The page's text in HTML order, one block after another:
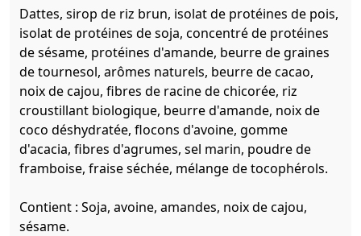
Dattes, sirop de riz brun, isolat de protéines de pois,
isolat de protéines de soja, concentré de protéines
de sésame, protéines d'amande, beurre de graines
de tournesol, arômes naturels, beurre de cacao,
noix de cajou, fibres de racine de chicorée, riz
croustillant biologique, beurre d'amande, noix de
coco déshydratée, flocons d'avoine, gomme
d'acacia, fibres d'agrumes, sel marin, poudre de
framboise, fraise séchée, mélange de tocophérols.
Contient : Soja, avoine, amandes, noix de cajou,
sésame.